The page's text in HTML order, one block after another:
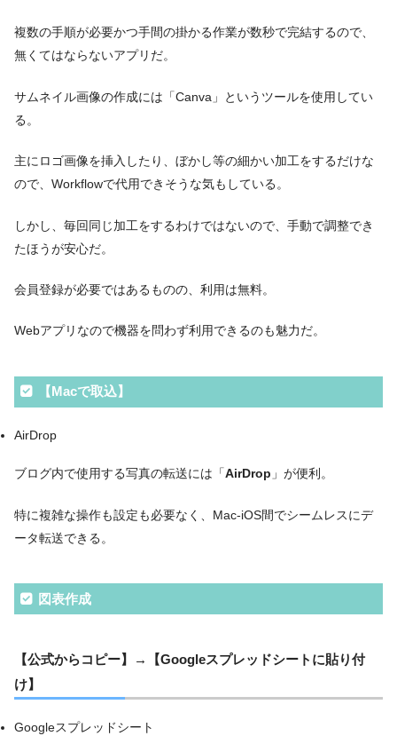
複数の手順が必要かつ手間の掛かる作業が数秒で完結するので、
無くてはならないアプリだ。
サムネイル画像の作成には「Canva」というツールを使用してい
る。
主にロゴ画像を挿入したり、ぼかし等の細かい加工をするだけな
ので、Workflowで代用できそうな気もしている。
しかし、毎回同じ加工をするわけではないので、手動で調整でき
たほうが安心だ。
会員登録が必要ではあるものの、利用は無料。
Webアプリなので機器を問わず利用できるのも魅力だ。
【Macで取込】
AirDrop
ブログ内で使用する写真の転送には「 AirDrop 」が便利。
特に複雑な操作も設定も必要なく、Mac-iOS間でシームレスにデ
ータ転送できる。
図表作成
【公式からコピー】→【Googleスプレッドシートに貼り付
け】
Googleスプレッドシート